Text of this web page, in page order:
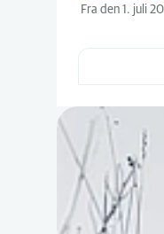
Fra den 1. juli